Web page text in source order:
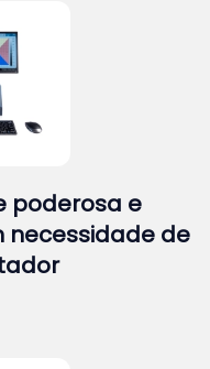
poderosa e
necessidade de